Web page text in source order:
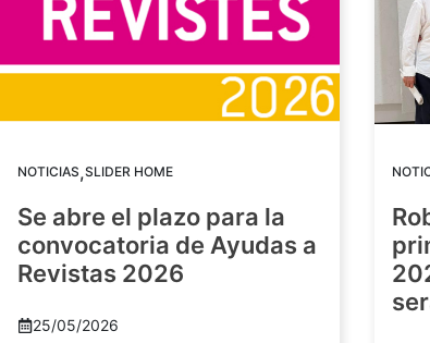
NOTICIAS,SLIDER HOME
Se abre el plazo para la
convocatoria de Ayudas a
Revistas 2026
25/05/2026